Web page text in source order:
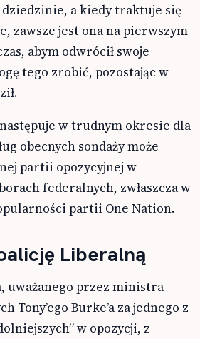
dziedzinie, a kiedy traktuje się
zawsze jest ona na pierwszym
abym odwrócił swoje
tego zrobić, pozostając w
w trudnym okresie dla
obecnych sondaży może
partii opozycyjnej w
federalnych, zwłaszcza w
partii One Nation.
Liberalną
uważanego przez ministra
Tony’ego Burke’a za jednego z
w opozycji, z